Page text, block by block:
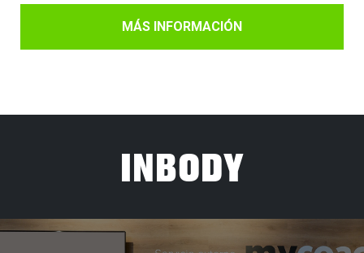
MÁS INFORMACIÓN
INBODY